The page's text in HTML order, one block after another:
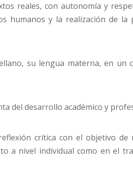
reales, con autonomía y
humanos y la realización de la
su lengua materna, en un
del desarrollo académico y
crítica con el objetivo de
a nivel individual como en el